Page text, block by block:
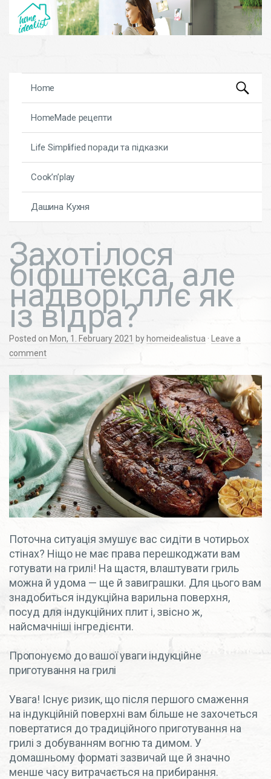
Skip to content
Home
HomeMade рецепти
Life Simplified поради та підказки
Cook’n’play
Дашина Кухня
Search
for:
Захотілося
біфштекса, але
надворі ллє як
із відра?
Posted on Mon, 1. February 2021 by homeidealistua ·
Leave a
comment
Поточна ситуація змушує вас сидіти в чотирьох
стінах? Ніщо не має права перешкоджати вам
готувати на грилі! На щастя, влаштувати гриль
можна й удома — ще й завиграшки. Для цього вам
знадобиться індукційна варильна поверхня,
посуд для індукційних плит і, звісно ж,
найсмачніші інгредієнти.
Пропонуємо до вашої уваги індукційне
приготування на грилі
Увага! Існує ризик, що після першого смаження
на індукційній поверхні вам більше не захочеться
повертатися до традиційного приготування на
грилі з добуванням вогню та димом. У
домашньому форматі зазвичай ще й значно
менше часу витрачається на прибирання.